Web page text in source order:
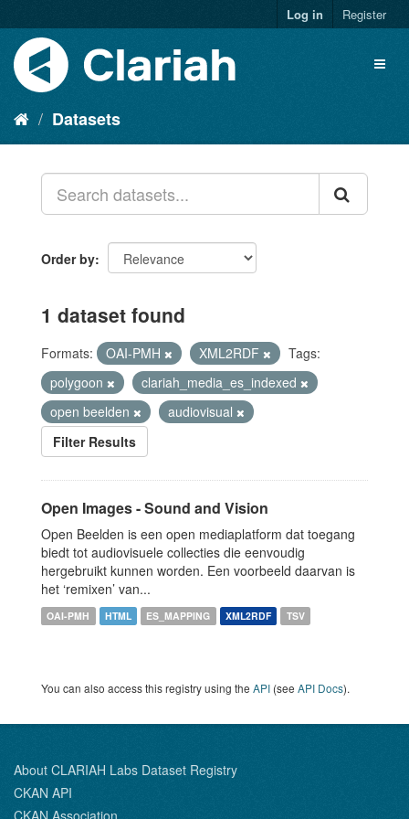
Log in Register
Datasets
Order by
1 dataset found
Formats: OAI-PMH XML2RDF
Tags:
polygoon
clariah_media_es_indexed
open beelden
audiovisual
Filter Results
Open Images - Sound and Vision
Open Beelden is een open mediaplatform dat toegang
biedt tot audiovisuele collecties die eenvoudig
hergebruikt kunnen worden. Een voorbeeld daarvan is
het ‘remixen’ van...
OAI-PMH HTML ES_MAPPING XML2RDF TSV
You can also access this registry using the API (see API Docs).
About CLARIAH Labs Dataset Registry
CKAN API
CKAN Association